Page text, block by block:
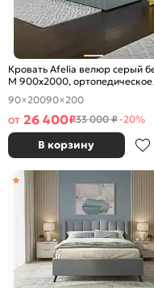
Кровать Afelia велюр серый
М 900x2000, ортопедическое
основание, изголовье мягкое
90×20090×200
от 26 400₽33 000 ₽-20%
В корзину